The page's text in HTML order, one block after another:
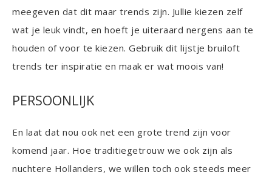
meegeven dat dit maar trends zijn. Jullie kiezen zelf
wat je leuk vindt, en hoeft je uiteraard nergens aan te
houden of voor te kiezen. Gebruik dit lijstje bruiloft
trends ter inspiratie en maak er wat moois van!
PERSOONLIJK
En laat dat nou ook net een grote trend zijn voor
komend jaar. Hoe traditiegetrouw we ook zijn als
nuchtere Hollanders, we willen toch ook steeds meer